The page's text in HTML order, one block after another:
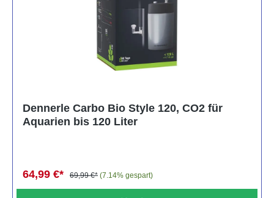
Dennerle Carbo Bio Style 120, CO2 für
Aquarien bis 120 Liter
64,99 €* 69,99 €* (7.14% gespart)